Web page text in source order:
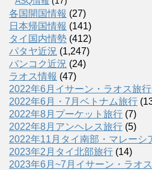
各国開国情報 (27)
日本帰国情報 (141)
タイ国内情勢 (412)
パタヤ近況 (1,247)
バンコク近況 (24)
ラオス情報 (47)
2022年6月イサーン・ラオス旅行
2022年6月・7月ベトナム旅行
2022年8月プーケット旅行 (7)
2022年8月アンヘレス旅行 (5)
2022年11月タイ南部・マレーシ
2023年2月タイ北部旅行 (14)
2023年6月~7月イサーン・ラオ